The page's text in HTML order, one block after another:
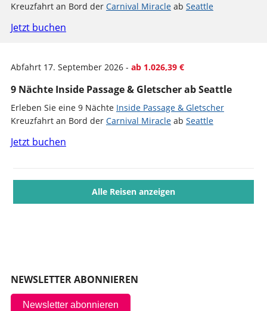
Kreuzfahrt an Bord der Carnival Miracleab Seattle
Jetzt buchen
Abfahrt 17. September 2026 - ab 1.026,39 €
9 Nächte Inside Passage & Gletscher ab Seattle
Erleben Sie eine 9 Nächte Inside Passage & Gletscher
Kreuzfahrt an Bord der Carnival Miracleab Seattle
Jetzt buchen
Alle Reisen anzeigen
NEWSLETTER ABONNIEREN
Newsletter abonnieren